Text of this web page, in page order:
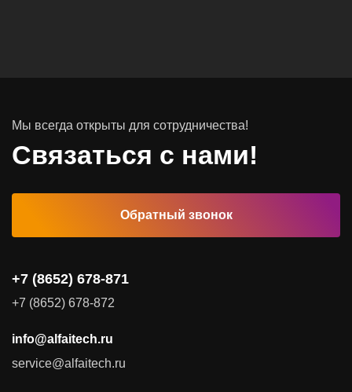
Автоматизированные рабочие места
Видеоконференцсвязь
Поставка продуктов для резервного копирования данных
Соответствие требованиям и стандартам
Антивирусная защита
Мы всегда открыты для сотрудничества!
Связаться с нами!
Обратный звонок
+7 (8652) 678-871
+7 (8652) 678-872
info@alfaitech.ru
service@alfaitech.ru